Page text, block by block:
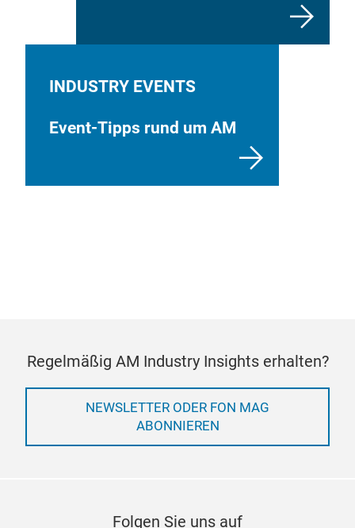
INDUSTRY EVENTS
Event-Tipps rund um AM
Regelmäßig AM Industry Insights erhalten?
NEWSLETTER ODER FON MAG
ABONNIEREN
Folgen Sie uns auf